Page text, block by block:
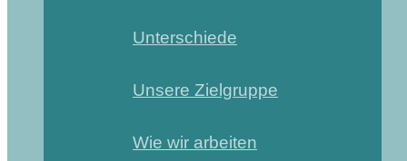
Unterschiede
Unsere Zielgruppe
Wie wir arbeiten